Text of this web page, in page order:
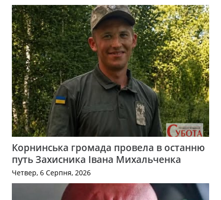
Корнинська громада провела в останню
путь Захисника Івана Михальченка
Четвер, 6 Серпня, 2026